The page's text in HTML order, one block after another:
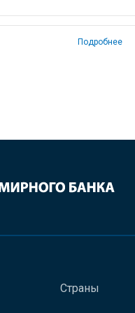
Подробнее
Страны